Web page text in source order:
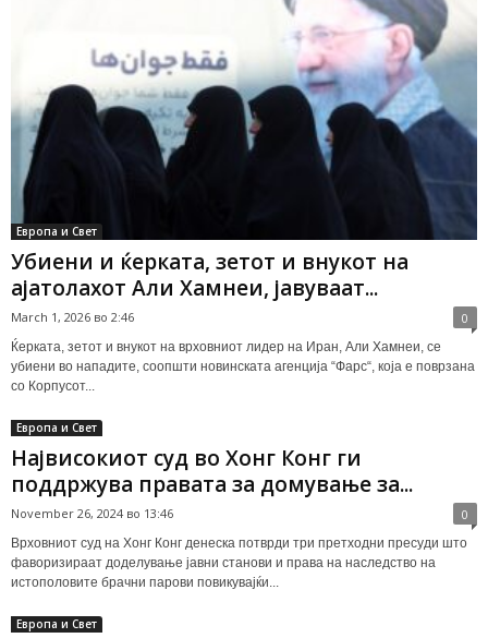
Европа и Свет
Убиени и ќерката, зетот и внукот на
ајатолахот Али Хамнеи, јавуваат...
March 1, 2026 во 2:46 0
Ќерката, зетот и внукот на врховниот лидер на Иран, Али Хамнеи, се
убиени во нападите, соопшти новинската агенција “Фарс“, која е поврзана
со Корпусот...
Европа и Свет
Највисокиот суд во Хонг Конг ги
поддржува правата за домување за...
November 26, 2024 во 13:46 0
Врховниот суд на Хонг Конг денеска потврди три претходни пресуди што
фаворизираат доделување јавни станови и права на наследство на
истополовите брачни парови повикувајќи...
Европа и Свет